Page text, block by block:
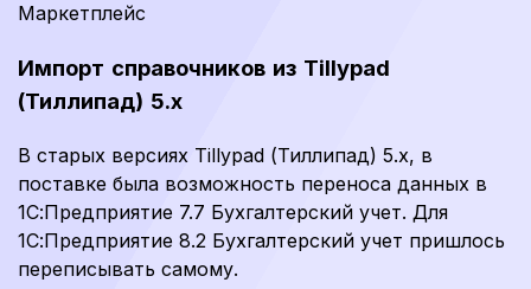
Маркетплейс
Импорт справочников из Tillypad
(Тиллипад) 5.х
В старых версиях Tillypad (Тиллипад) 5.х, в
поставке была возможность переноса данных в
1С:Предприятие 7.7 Бухгалтерский учет. Для
1С:Предприятие 8.2 Бухгалтерский учет пришлось
переписывать самому.